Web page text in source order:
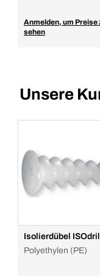
Anmelden, um Preise
sehen
Unsere
Isolierdübel ISOdrill
Polyethylen (PE)